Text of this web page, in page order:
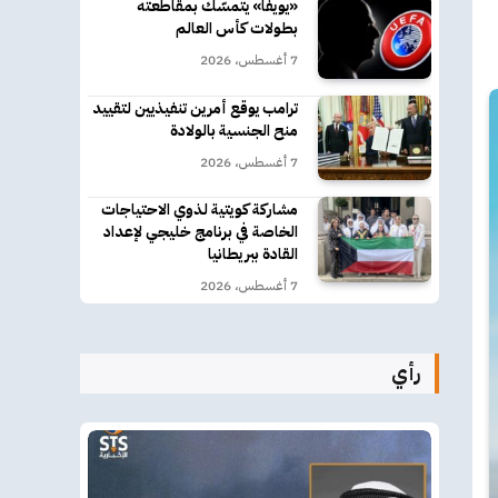
«يويفا» يتمسّك بمقاطعته
بطولات كأس العالم
7 أغسطس، 2026
ترامب يوقع أمرين تنفيذيين لتقييد
منح الجنسية بالولادة
7 أغسطس، 2026
مشاركة كويتية لذوي الاحتياجات
الخاصة في برنامج خليجي لإعداد
القادة ببريطانيا
7 أغسطس، 2026
رأي